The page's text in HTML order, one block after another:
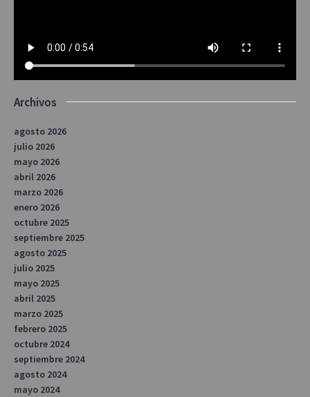
Archivos
agosto 2026
julio 2026
mayo 2026
abril 2026
marzo 2026
enero 2026
octubre 2025
septiembre 2025
agosto 2025
julio 2025
mayo 2025
abril 2025
marzo 2025
febrero 2025
octubre 2024
septiembre 2024
agosto 2024
mayo 2024